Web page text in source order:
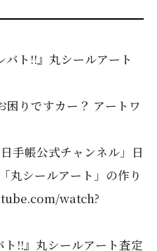
ト!!』丸シールアート
りですカー？ アートワ
手帳公式チャンネル」日
丸シールアート」の作り
watch?
!!』丸シールアート査定